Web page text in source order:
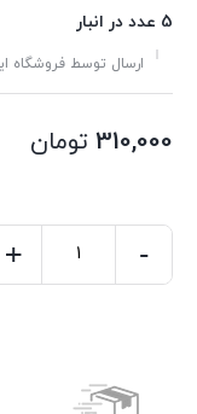
5 عدد در انبار
ارسال توسط فروشگاه
310,000 تومان
-
+